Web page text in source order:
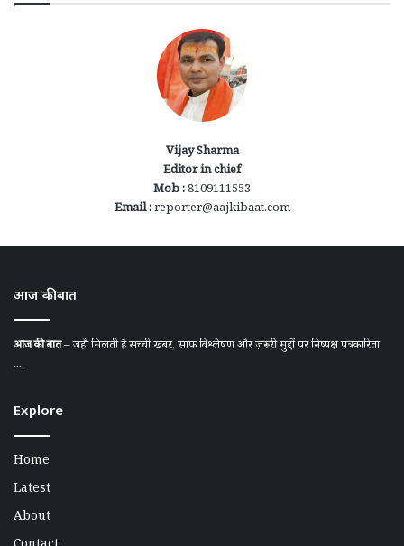
Vijay Sharma
Editor in chief
Mob :8109111553
Email :reporter@aajkibaat.com
आज की बात
आज की बात– जहाँ मिलती है सच्ची खबर, साफ़ विश्लेषण और ज़रूरी मुद्दों पर निष्पक्ष पत्रकारिता
....
Explore
Home
Latest
About